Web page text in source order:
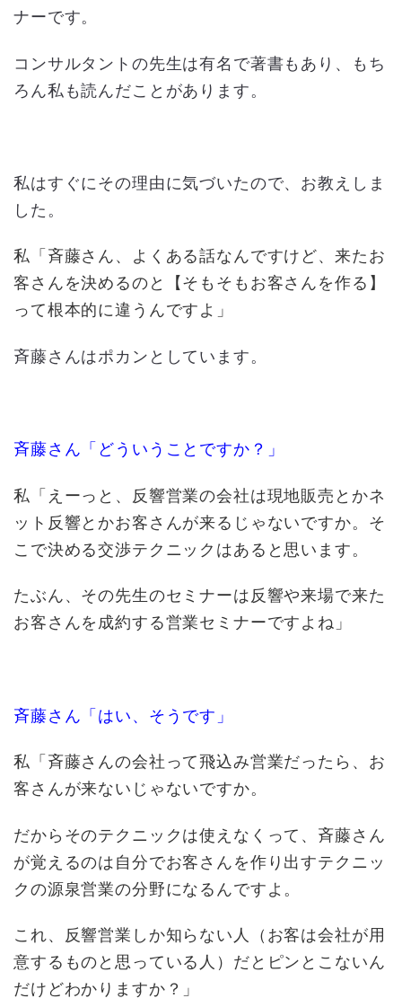
ナーです。
コンサルタントの先生は有名で著書もあり、もち
ろん私も読んだことがあります。
私はすぐにその理由に気づいたので、お教えしま
した。
私「斉藤さん、よくある話なんですけど、来たお
客さんを決めるのと【そもそもお客さんを作る】
って根本的に違うんですよ」
斉藤さんはポカンとしています。
斉藤さん「どういうことですか？」
私「えーっと、反響営業の会社は現地販売とかネ
ット反響とかお客さんが来るじゃないですか。そ
こで決める交渉テクニックはあると思います。
たぶん、その先生のセミナーは反響や来場で来た
お客さんを成約する営業セミナーですよね」
斉藤さん「はい、そうです」
私「斉藤さんの会社って飛込み営業だったら、お
客さんが来ないじゃないですか。
だからそのテクニックは使えなくって、斉藤さん
が覚えるのは自分でお客さんを作り出すテクニッ
クの源泉営業の分野になるんですよ。
これ、反響営業しか知らない人（お客は会社が用
意するものと思っている人）だとピンとこないん
だけどわかりますか？」